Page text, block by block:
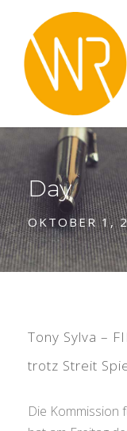
Day
OKTOBER 1,
Tony Sylva –
trotz Streit
Die Kommission